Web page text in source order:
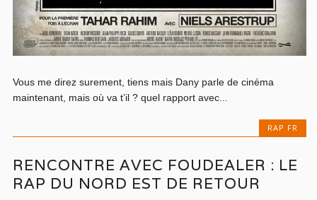
Vous me direz surement, tiens mais Dany parle de cinéma
maintenant, mais où va t’il ? quel rapport avec...
RAP FR
RENCONTRE AVEC FOUDEALER : LE
RAP DU NORD EST DE RETOUR